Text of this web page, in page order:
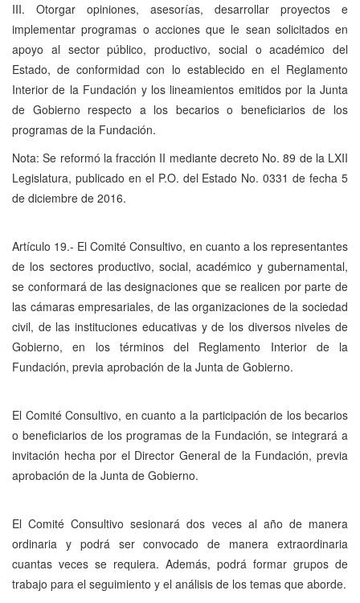
III. Otorgar opiniones, asesorías, desarrollar proyectos e
implementar programas o acciones que le sean solicitados en
apoyo al sector público, productivo, social o académico del
Estado, de conformidad con lo establecido en el Reglamento
Interior de la Fundación y los lineamientos emitidos por la Junta
de Gobierno respecto a los becarios o beneficiarios de los
programas de la Fundación.
Nota: Se reformó la fracción II mediante decreto No. 89 de la LXII
Legislatura, publicado en el P.O. del Estado No. 0331 de fecha 5
de diciembre de 2016.
Artículo 19.- El Comité Consultivo, en cuanto a los representantes
de los sectores productivo, social, académico y gubernamental,
se conformará de las designaciones que se realicen por parte de
las cámaras empresariales, de las organizaciones de la sociedad
civil, de las instituciones educativas y de los diversos niveles de
Gobierno, en los términos del Reglamento Interior de la
Fundación, previa aprobación de la Junta de Gobierno.
El Comité Consultivo, en cuanto a la participación de los becarios
o beneficiarios de los programas de la Fundación, se integrará a
invitación hecha por el Director General de la Fundación, previa
aprobación de la Junta de Gobierno.
El Comité Consultivo sesionará dos veces al año de manera
ordinaria y podrá ser convocado de manera extraordinaria
cuantas veces se requiera. Además, podrá formar grupos de
trabajo para el seguimiento y el análisis de los temas que aborde.